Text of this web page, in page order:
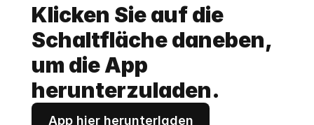
Klicken Sie auf die
Schaltfläche daneben,
um die App
herunterzuladen.
App hier herunterladen